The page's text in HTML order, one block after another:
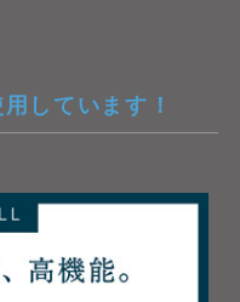
しています！